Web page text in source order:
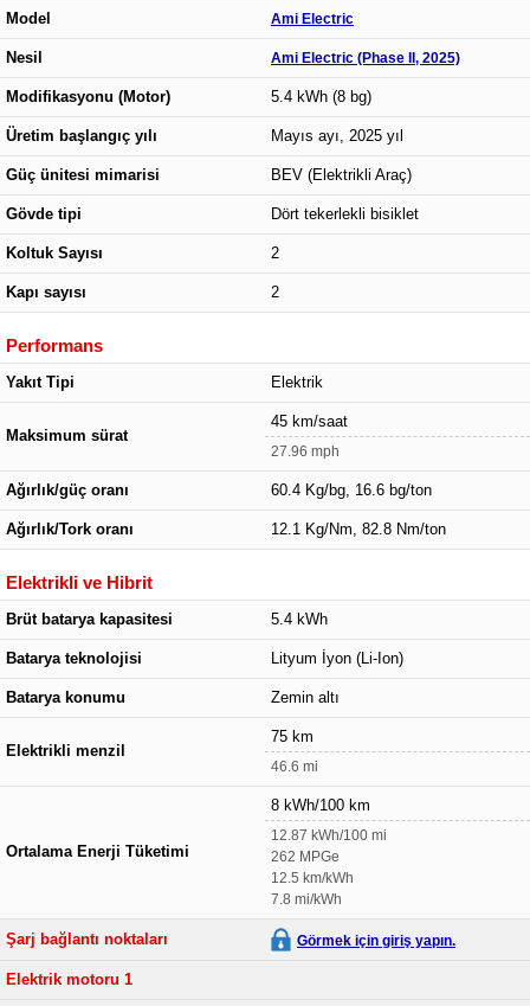
Model Ami Electric
Nesil Ami Electric (Phase II, 2025)
Modifikasyonu (Motor) 5.4 kWh (8 bg)
Üretim başlangıç yılı Mayıs ayı, 2025 yıl
Güç ünitesi mimarisi BEV (Elektrikli Araç)
Gövde tipi Dört tekerlekli bisiklet
Koltuk Sayısı 2
Kapı sayısı 2
Performans
Yakıt Tipi Elektrik
Maksimum sürat
45 km/saat
27.96 mph
Ağırlık/güç oranı 60.4 Kg/bg, 16.6 bg/ton
Ağırlık/Tork oranı 12.1 Kg/Nm, 82.8 Nm/ton
Elektrikli ve Hibrit
Brüt batarya kapasitesi 5.4 kWh
Batarya teknolojisi Lityum İyon (Li-Ion)
Batarya konumu Zemin altı
Elektrikli menzil
75 km
46.6 mi
Ortalama Enerji Tüketimi
8 kWh/100 km
12.87 kWh/100 mi
262 MPGe
12.5 km/kWh
7.8 mi/kWh
Şarj bağlantı noktaları Görmek için giriş yapın.
Elektrik motoru 1